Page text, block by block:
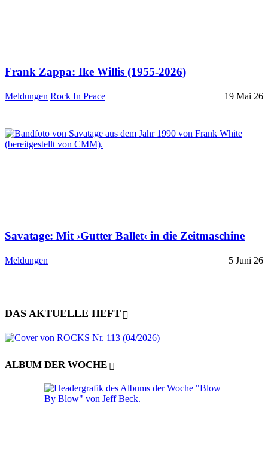
Frank Zappa: Ike Willis (1955-2026)
Meldungen Rock In Peace 19 Mai 26
Savatage: Mit ›Gutter Ballet‹ in die Zeitmaschine
Meldungen 5 Juni 26
DAS AKTUELLE HEFT
ALBUM DER WOCHE